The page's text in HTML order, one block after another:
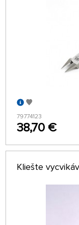
79774123
38,70 €
Kliešte